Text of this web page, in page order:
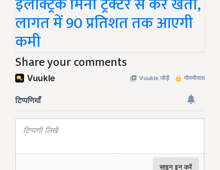
लागत में 90 प्रतिशत तक आएगी
कमी
Share your comments